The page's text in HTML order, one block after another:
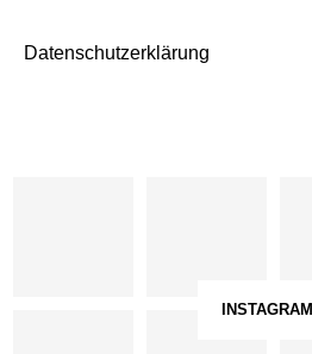
Datenschutzerklärung
INSTAGRAM